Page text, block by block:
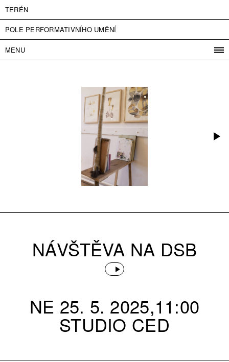
TERÉN
POLE PERFORMATIVNÍHO UMĚNÍ
MENU
ENGLISH
NÁVŠTĚVA NA DSB
NE 25. 5. 2025,11:00
STUDIO CED